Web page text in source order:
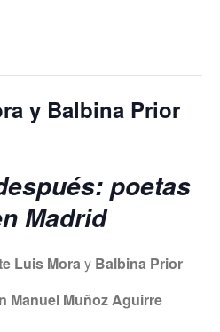
y Balbina Prior
poetas
Madrid
Luis Moray Balbina Prior
Manuel Muñoz Aguirre